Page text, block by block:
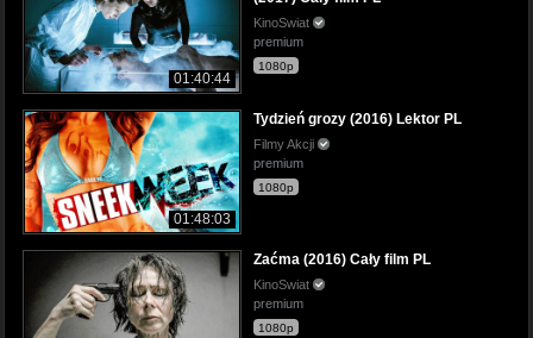
01:40:44
KinoSwiat
premium
1080p
01:48:03
Tydzień grozy (2016) Lektor PL
Filmy Akcji
premium
1080p
Zaćma (2016) Cały film PL
KinoSwiat
premium
1080p